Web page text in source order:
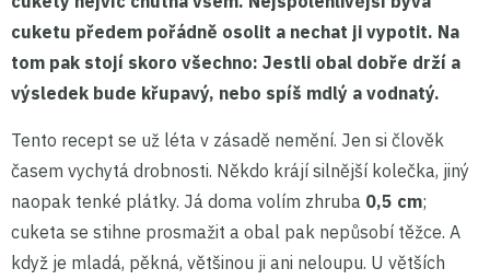
cuketu předem pořádně osolit a nechat ji vypotit. Na
tom pak stojí skoro všechno: Jestli obal dobře drží a
výsledek bude křupavý, nebo spíš mdlý a vodnatý.
Tento recept se už léta v zásadě nemění. Jen si člověk
časem vychytá drobnosti. Někdo krájí silnější kolečka, jiný
naopak tenké plátky. Já doma volím zhruba 0,5 cm;
cuketa se stihne prosmažit a obal pak nepůsobí těžce. A
když je mladá, pěkná, většinou ji ani neloupu. U větších